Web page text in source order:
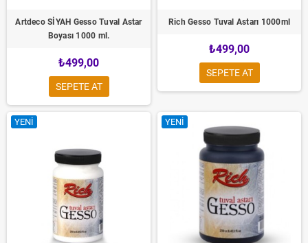
Artdeco SİYAH Gesso Tuval Astar
Boyası 1000 ml.
₺499,00
SEPETE AT
Rich Gesso Tuval Astarı 1000ml
₺499,00
SEPETE AT
YENI YENI